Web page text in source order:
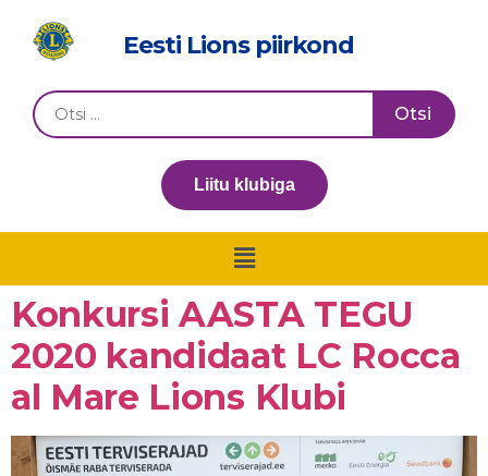
Eesti Lions piirkond
Liitu klubiga
Konkursi AASTA TEGU
2020 kandidaat LC Rocca
al Mare Lions Klubi